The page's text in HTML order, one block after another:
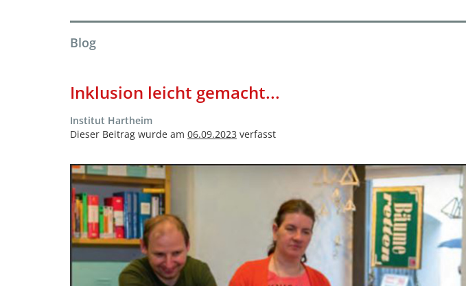
Blog
Inklusion leicht gemacht...
Institut Hartheim
Dieser Beitrag wurde am 06.09.2023 verfasst